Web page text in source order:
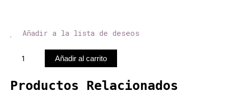
Añadir a la lista de deseos
Pendientes
Volando
cantidad
Añadir al carrito
Productos Relacionados